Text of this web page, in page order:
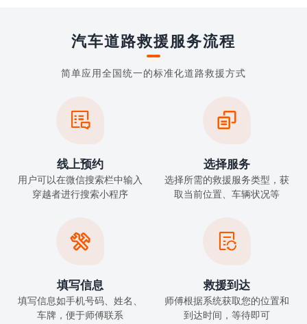
汽车道路救援服务流程
简单应用全国统一的标准化道路救援方式

线上预约
用户可以在微信搜索栏中输入
穿越者进行搜索小程序

选择服务
选择所需的救援服务类型，获
取当前位置、车辆状况等

填写信息
填写信息如手机号码、姓名、
车牌，便于师傅联系

救援到达
师傅根据系统获取您的位置和
到达时间，等待即可